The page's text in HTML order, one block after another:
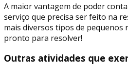
A maior vantagem de poder
serviço que precisa ser feito na
mais diversos tipos de pequenos
pronto para resolver!
Outras atividades que